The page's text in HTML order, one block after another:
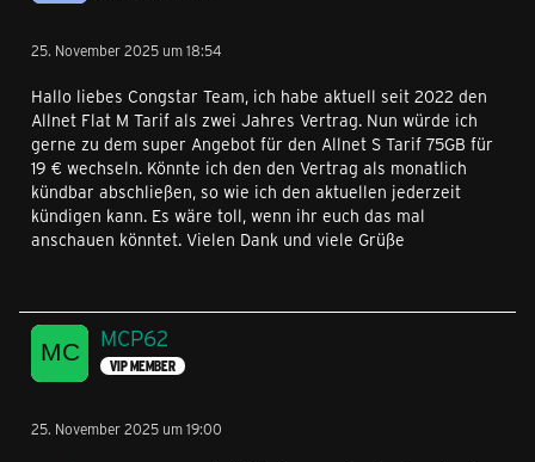
25. November 2025 um 18:54
Hallo liebes Congstar Team, ich habe aktuell seit 2022 den
Allnet Flat M Tarif als zwei Jahres Vertrag. Nun würde ich
gerne zu dem super Angebot für den Allnet S Tarif 75GB für
19 € wechseln. Könnte ich den den Vertrag als monatlich
kündbar abschließen, so wie ich den aktuellen jederzeit
kündigen kann. Es wäre toll, wenn ihr euch das mal
anschauen könntet. Vielen Dank und viele Grüße
MCP62
VIP MEMBER
25. November 2025 um 19:00